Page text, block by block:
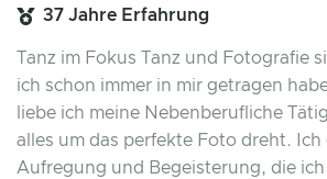
37 Jahre Erfahrung
Tanz im Fokus Tanz und Fotografie
ich schon immer in mir getragen
liebe ich meine Nebenberufliche
alles um das perfekte Foto dreht. Ich
Aufregung und Begeisterung, die